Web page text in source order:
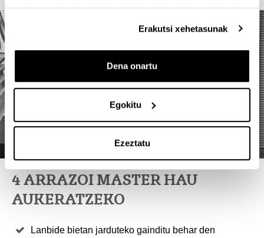
eskuratu duten bestelako informazio batekin uztartzeko.
Erakutsi xehetasunak
Dena onartu
Egokitu
Ezeztatu
4 ARRAZOI MASTER HAU
AUKERATZEKO
Lanbide bietan jarduteko gainditu behar den